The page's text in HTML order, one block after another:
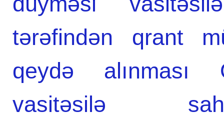
tərəfindən qrant
qeydə alınması
vasitəsilə